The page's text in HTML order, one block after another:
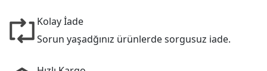
Kolay İade
Sorun yaşadğınız ürünlerde sorgusuz iade.